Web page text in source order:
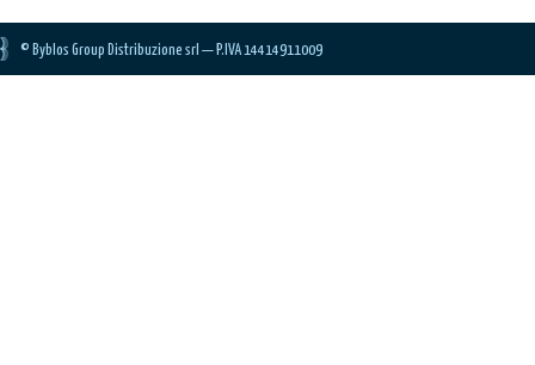
© Byblos Group Distribuzione srl — P.IVA 14414911009